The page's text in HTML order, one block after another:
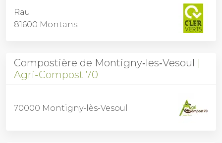
Rau
81600 Montans
Compostière de Montigny‑les‑Vesoul
Agri-Compost 70
70000 Montigny-lès-Vesoul